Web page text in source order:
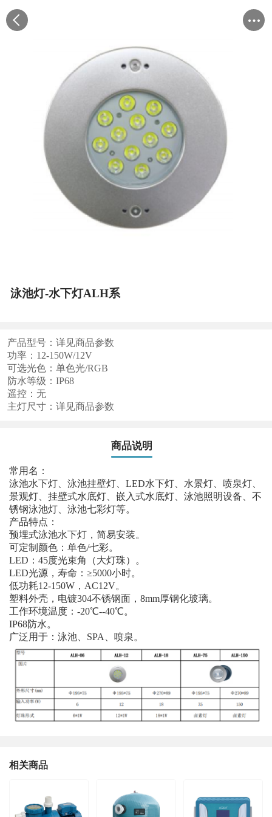
泳池灯-水下灯ALH系
产品型号：详见商品参数
功率：12-150W/12V
可选光色：单色光/RGB
防水等级：IP68
遥控：无
主灯尺寸：详见商品参数
商品说明
常用名：
泳池水下灯、泳池挂壁灯、LED水下灯、水景灯、喷泉灯、
景观灯、挂壁式水底灯、嵌入式水底灯、泳池照明设备、不
锈钢泳池灯、泳池七彩灯等。
产品特点：
预埋式泳池水下灯，简易安装。
可定制颜色：单色/七彩。
LED：45度光束角（大灯珠）。
LED光源，寿命：≥5000小时。
低功耗12-150W，AC12V。
塑料外壳，电镀304不锈钢面，8mm厚钢化玻璃。
工作环境温度：-20℃--40℃。
IP68防水。
广泛用于：泳池、SPA、喷泉。
相关商品